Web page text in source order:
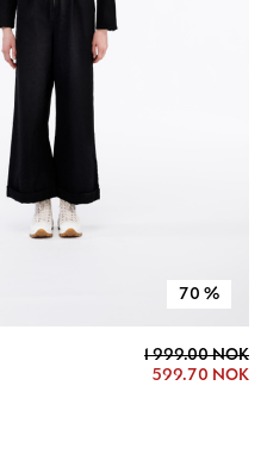
70 %
1 999.00 NOK
599.70 NOK